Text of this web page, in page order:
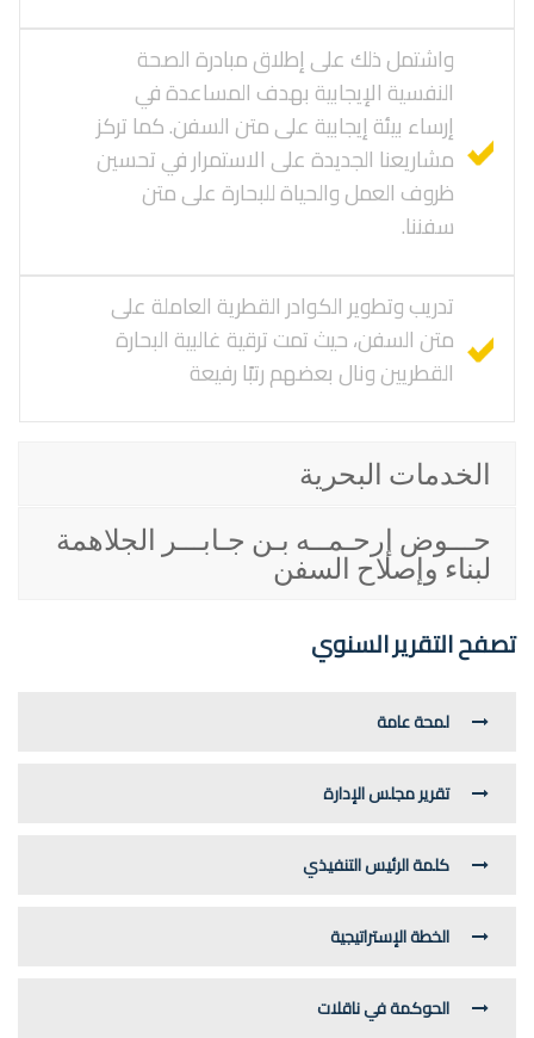
واشتمل ذلك على إطلاق مبادرة الصحة
النفسية الإيجابية بهدف المساعدة في
إرساء بيئة إيجابية على متن السفن. كما تركز
مشاريعنا الجديدة على الاستمرار في تحسين
ظروف العمل والحياة للبحارة على متن
سفننا.
تدريب وتطوير الكوادر القطرية العاملة على
متن السفن، حيث تمت ترقية غالبية البحارة
القطريين ونال بعضهم رتبًا رفيعة
الخدمات البحرية
حـــوض إرحـمــه بـن جـابـــر الجلاهمة
لبناء وإصلاح السفن
تصفح التقرير السنوي
لمحة عامة
تقرير مجلس الإدارة
كلمة الرئيس التنفيذي
الخطة الإستراتيجية
الحوكمة في ناقلات